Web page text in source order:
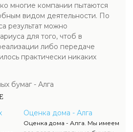
многие компании пытаются
видом деятельности. По
результат можно
для того, чтоб в
либо передаче
практически никаких
бумаг - Алга
Оценка дома - Алга
Оценка дома - Алга. Мы имеем